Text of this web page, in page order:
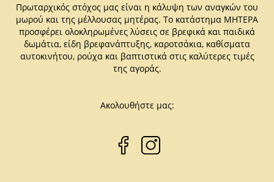
Πρωταρχικός στόχος μας είναι η κάλυψη των αναγκών του
μωρού και της μέλλουσας μητέρας. Το κατάστημα ΜΗΤΕΡΑ
προσφέρει ολοκληρωμένες λύσεις σε βρεφικά και παιδικά
δωμάτια, είδη βρεφανάπτυξης, καροτσάκια, καθίσματα
αυτοκινήτου, ρούχα και βαπτιστικά στις καλύτερες τιμές
της αγοράς.
Ακολουθήστε μας: